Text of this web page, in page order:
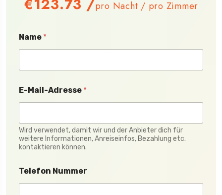
pro Nacht / pro Zimmer
Name *
E-Mail-Adresse *
Wird verwendet, damit wir und der Anbieter dich für
weitere Informationen, Anreiseinfos, Bezahlung etc.
kontaktieren können.
Telefon Nummer